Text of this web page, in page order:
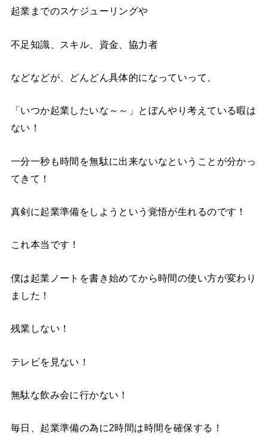
起業までのスケジューリングや
不足知識、スキル、資金、協力者
などなどが、どんどん具体的になっていって、
「いつか起業したいな～～」とぼんやり考えている暇は
ない！
一分一秒も時間を無駄に出来ないなということが分かっ
てきて！
真剣に起業準備をしようという覚悟が生れるのです！
これ本当です！
僕は起業ノートを書き始めてから時間の使い方が変わり
ました！
残業しない！
テレビを見ない！
無駄な飲み会に行かない！
毎日、起業準備の為に2時間は時間を確保する！